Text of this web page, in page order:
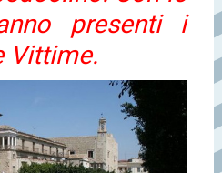
presenti i
Vittime.